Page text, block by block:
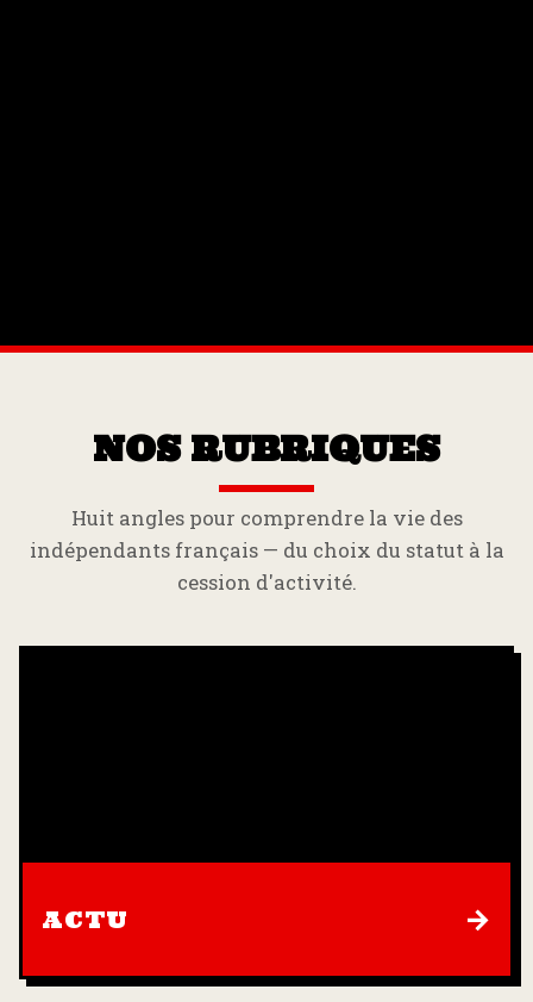
NOS RUBRIQUES
Huit angles pour comprendre la vie des
indépendants français — du choix du statut à la
cession d'activité.
ACTU →